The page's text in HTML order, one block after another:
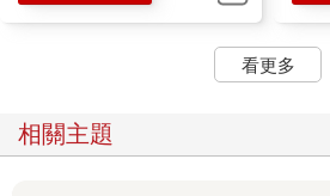
看更多
相關主題